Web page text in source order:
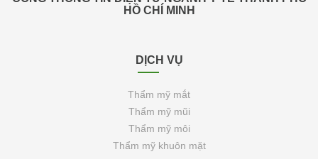
HỒ CHÍ MINH
DỊCH VỤ
Thẩm mỹ mắt
Thẩm mỹ mũi
Thẩm mỹ môi
Thẩm mỹ khuôn mặt